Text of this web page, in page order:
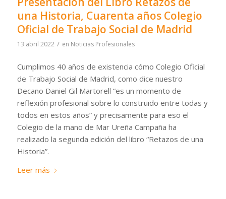
una Historia, Cuarenta años Colegio
Oficial de Trabajo Social de Madrid
13 abril 2022 / en Noticias Profesionales
Cumplimos 40 años de existencia cómo Colegio Oficial
de Trabajo Social de Madrid, como dice nuestro
Decano Daniel Gil Martorell “es un momento de
reflexión profesional sobre lo construido entre todas y
todos en estos años” y precisamente para eso el
Colegio de la mano de Mar Ureña Campaña ha
realizado la segunda edición del libro “Retazos de una
Historia”.
Leer más